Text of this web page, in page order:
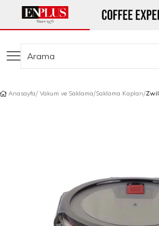
Anasayfa Vakum ve Saklama Saklama Kapları